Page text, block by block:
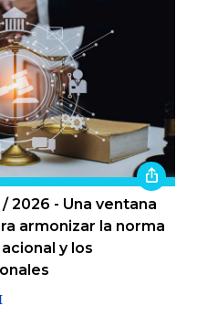
2026 - Una ventana
armonizar la norma
y los